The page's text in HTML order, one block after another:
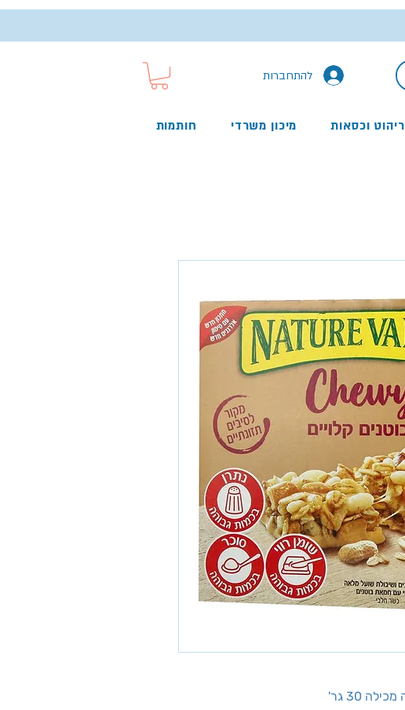
להתחברות
ריהוט וכסאות מיכון משרדי חותמות